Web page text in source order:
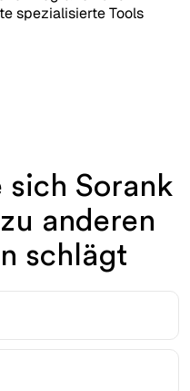
spezialisierte Tools
sich Sorank
anderen
schlägt